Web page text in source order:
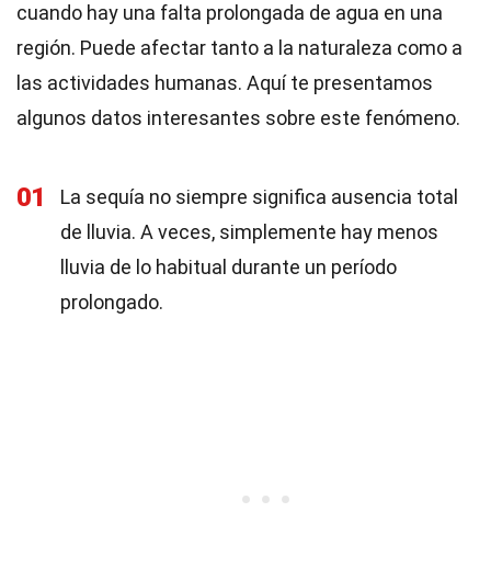
cuando hay una falta prolongada de agua en una
región. Puede afectar tanto a la naturaleza como a
las actividades humanas. Aquí te presentamos
algunos datos interesantes sobre este fenómeno.
01
La sequía no siempre significa ausencia total
de lluvia. A veces, simplemente hay menos
lluvia de lo habitual durante un período
prolongado.